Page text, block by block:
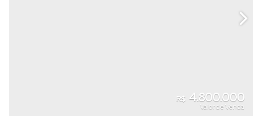
R$ 4.800.000
Valor de Venda